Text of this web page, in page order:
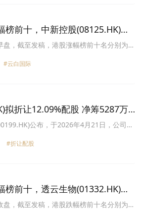
运维并为其客户提供服务。
产涨20.1%，报2.45港元。集团将分批次向
稠密FP16)高性能算力资源服务及相
按等价共计62套GPU服务器及配套设备)。
算力服务订单的交付，并锁定中长期自建
服务业务发展、保障算力服务订单交付及
榜前十，中新控股(08125.HK)涨
涨9.16%
盘，截至发稿，港股涨幅榜前十名分别为中
、HOME CONTROL(01747.HK)涨幅
涨幅7.32%、通通AI社交(00628.HK)涨
#云白国际
拟折让12.09%配股 净筹5287万
公布，于2026年4月21日，公司拟
。每股配售价0.8港元，较股份于配售协议
每股0.91港元折让约12.09%。所得款项
约30%将用于扩大及加强与集团持续业务
合作安排，并支持集团在关键海外市场的
#折让配股
榜前十，透云生物(01332.HK)跌
跌19.01%
盘，截至发稿，港股跌幅榜前十名分别为透